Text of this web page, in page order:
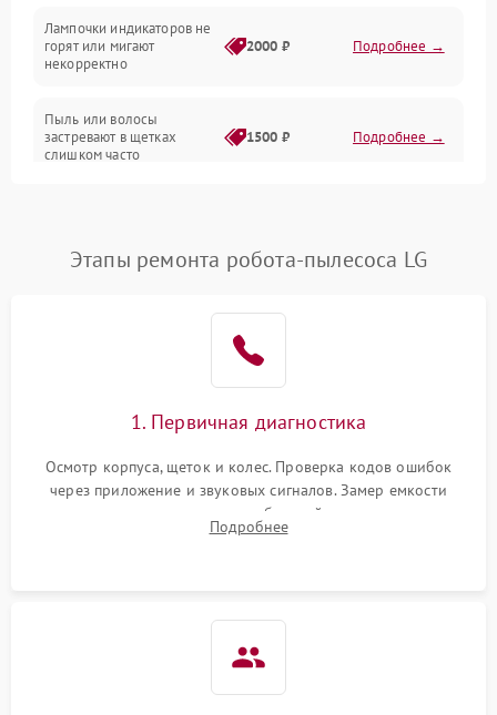
Батарея
Программные сбои
Лампочки индикаторов не
горят или мигают
некорректно
2000 ₽ Подробнее →
Пыль или волосы
застревают в щетках
слишком часто
1500 ₽ Подробнее →
Этапы ремонта робота-пылесоса LG
1. Первичная диагностика
Осмотр корпуса, щеток и колес. Проверка кодов ошибок
через приложение и звуковых сигналов. Замер емкости
аккумулятора и тестирование базовой станции зарядки.
Оценка работы лидара, бампера и датчиков падения для
Подробнее